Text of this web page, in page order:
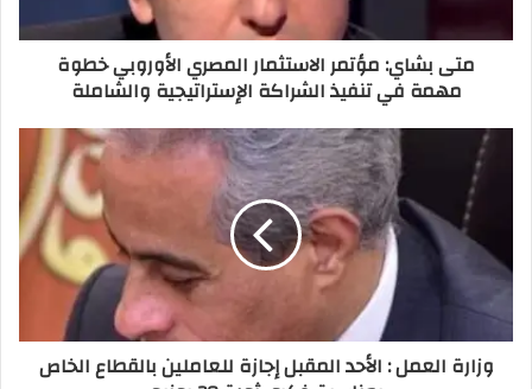
متى بشاي: مؤتمر الاستثمار المصري الأوروبي خطوة
مهمة في تنفيذ الشراكة الإستراتيجية والشاملة
وزارة العمل : الأحد المقبل إجازة للعاملين بالقطاع الخاص